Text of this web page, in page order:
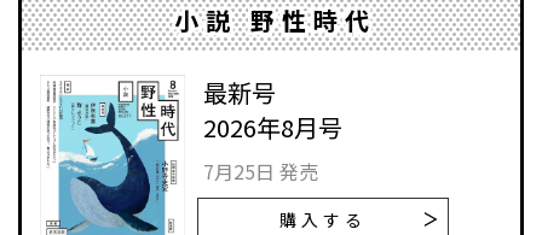
小説 野性時代
最新号
2026年8月号
7月25日 発売
購入する